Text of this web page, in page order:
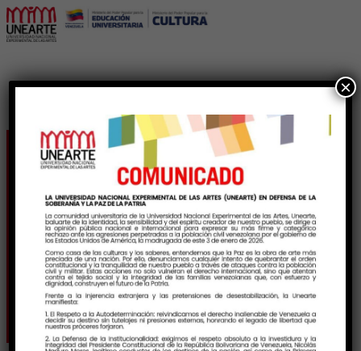
Festival de Cine Ruso un
puente de hermandad y
cultura que conectó
emociones
×